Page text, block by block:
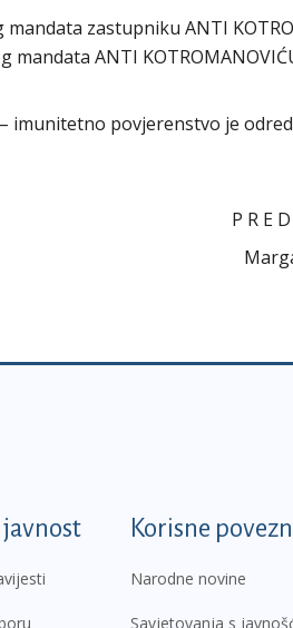
zastupniku ANTI
ANTI
imunitetno povjerenstvo je
P R E
Margareta
javnost Korisne
Narodne novine
Savjetovanja s